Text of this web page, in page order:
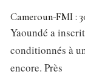
Cameroun-FMI :
Yaoundé a
conditionnés à
encore. Près